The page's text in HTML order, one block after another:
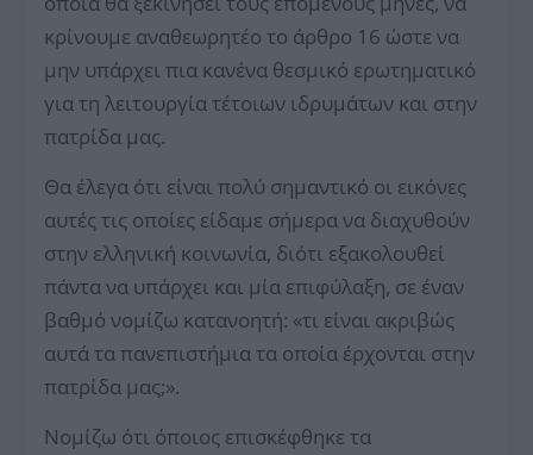
κρίνουμε αναθεωρητέο το άρθρο 16 ώστε να
μην υπάρχει πια κανένα θεσμικό ερωτηματικό
για τη λειτουργία τέτοιων ιδρυμάτων και στην
πατρίδα μας.
Θα έλεγα ότι είναι πολύ σημαντικό οι εικόνες
αυτές τις oποίες είδαμε σήμερα να διαχυθούν
στην ελληνική κοινωνία, διότι εξακολουθεί
πάντα να υπάρχει και μία επιφύλαξη, σε έναν
βαθμό νομίζω κατανοητή: «τι είναι ακριβώς
αυτά τα πανεπιστήμια τα οποία έρχονται στην
πατρίδα μας;».
Νομίζω ότι όποιος επισκέφθηκε τα